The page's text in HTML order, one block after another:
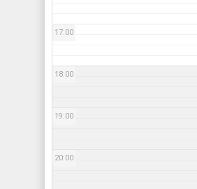
17:00
18:00
19:00
20:00